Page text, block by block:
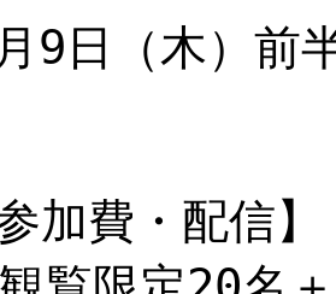
9日（木）
加費・配信】